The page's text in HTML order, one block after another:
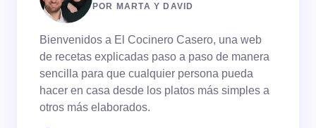
POR MARTA Y DAVID
Bienvenidos a El Cocinero Casero, una web
de recetas explicadas paso a paso de manera
sencilla para que cualquier persona pueda
hacer en casa desde los platos más simples a
otros más elaborados.